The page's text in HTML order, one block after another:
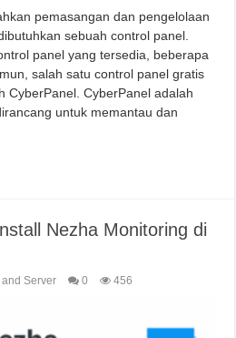
pemasangan dan pengelolaan
sebuah control panel.
panel yang tersedia, beberapa
salah satu control panel gratis
CyberPanel. CyberPanel adalah
untuk memantau dan
Nezha Monitoring di
and Server 0 456